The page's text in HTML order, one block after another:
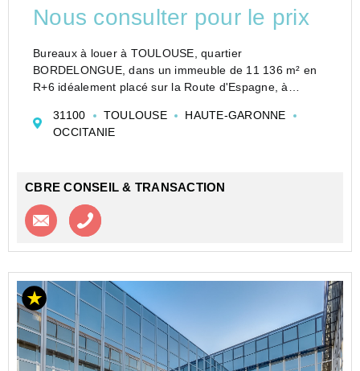
Nous consulter pour le prix
Bureaux à louer à TOULOUSE, quartier
BORDELONGUE, dans un immeuble de 11 136 m² en
R+6 idéalement placé sur la Route d'Espagne, à
CBRE TOULOUSE vous propose des bureaux à louer
au Sud ouest de TOULOU...
31100 TOULOUSE
HAUTE-GARONNE
OCCITANIE
CBRE CONSEIL & TRANSACTION
Contacter l'agence